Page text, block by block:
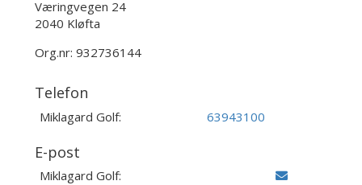
Væringvegen 24
2040 Kløfta
Org.nr: 932736144
Telefon
Miklagard Golf: 63943100
E-post
Miklagard Golf: